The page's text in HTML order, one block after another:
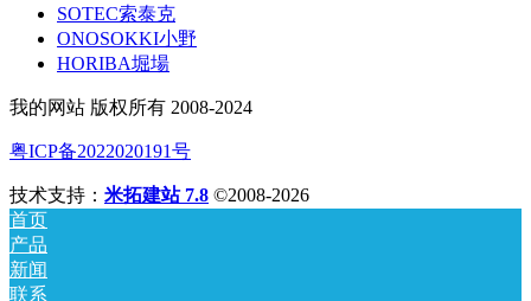
SOTEC索泰克
ONOSOKKI小野
HORIBA堀場
我的网站 版权所有 2008-2024
粤ICP备2022020191号
技术支持： 米拓建站 7.8 ©2008-2026
首页
产品
新闻
联系